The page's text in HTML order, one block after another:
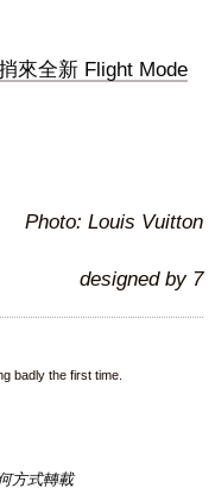
來全新 Flight Mode
Photo: Louis Vuitton
designed by 7
badly the first time.
方式轉載